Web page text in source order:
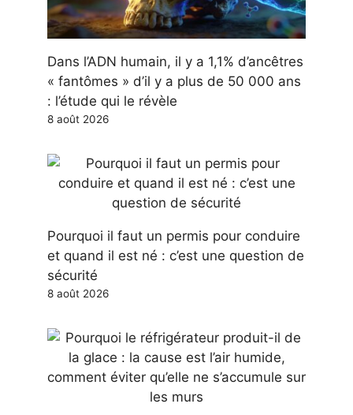
Dans l’ADN humain, il y a 1,1% d’ancêtres
« fantômes » d’il y a plus de 50 000 ans
: l’étude qui le révèle
8 août 2026
Pourquoi il faut un permis pour conduire
et quand il est né : c’est une question de
sécurité
8 août 2026